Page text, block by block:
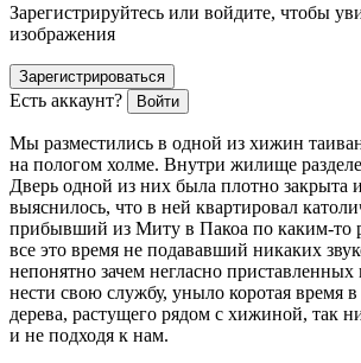
Зарегистрируйтесь или войдите, чтобы
изображения
Зарегистрироваться
Есть аккаунт? Войти
Мы разместились в одной из хижин
на пологом холме. Внутри жилище
Дверь одной из них была плотно закрыта
выяснилось, что в ней квартировал
прибывший из Миту в Пакоа по каким-то
все это время не подававший никаких
непонятно зачем негласно
нести свою службу, уныло коротая время
дерева, растущего рядом с хижиной, так
и не подходя к нам.